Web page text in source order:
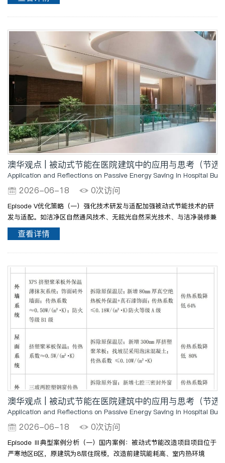
of BIM multi-disciplinary collaborative design, ful..
澳华观点 | 被动式节能在医院建筑中的应用与思考（节
Application and Reflections on Passive Energy Saving in Hospital
2026-06-18 0次访问
Episode V优化策略（一）强化技术研发与适配加强被动式节能技术的研
发与适配。如洁净区自然通风技术、无眩光自然采光技术、与洁净装修兼
容的围护结构保温技术等。建立被动式节能技术与医院建筑功能需求的适
配评估体系，根据不同类型医院、不同功能区域的需求..
查看详情
澳华观点 | 被动式节能在医院建筑中的应用与思考（节
Application and Reflections on Passive Energy Saving in Hospital
2026-06-18 0次访问
Episode Ⅲ典型案例分析（一）国内案例：被动式节能改造项目项目位于
严寒地区B区，原建筑为8层住院楼，改造前建筑能耗高、室内热环境